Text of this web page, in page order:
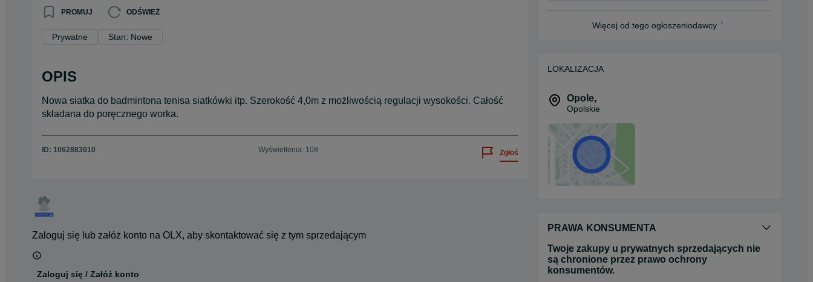
PROMUJ ODŚWIEŻ
Prywatne Stan: Nowe
OPIS
Nowa siatka do badmintona tenisa siatkówki itp. Szerokość 4,0m z możliwością regulacji wysokości. Całość
składana do poręcznego worka.
ID: 1062883010 Wyświetlenia: 108 Zgłoś
Zaloguj się lub załóż konto na OLX, aby skontaktować się z tym sprzedającym
Zaloguj się / Załóż konto
Więcej od tego ogłoszeniodawcy
LOKALIZACJA
Opole,
Opolskie
PRAWA KONSUMENTA
Twoje zakupy u prywatnych sprzedających nie
są chronione przez prawo ochrony
konsumentów.